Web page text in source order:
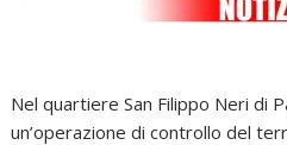
Nel quartiere San Filippo Neri di
un’operazione di controllo del